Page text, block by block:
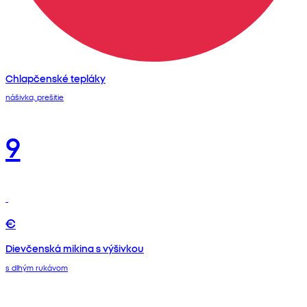
Chlapčenské tepláky
nášivka, prešitie
9
€
Dievčenská mikina s výšivkou
s dlhým rukávom